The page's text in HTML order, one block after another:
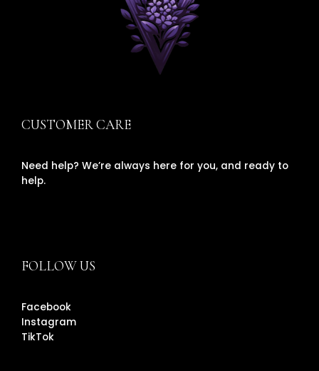
CUSTOMER CARE
Need help? We’re always here for you, and ready to
help.
FOLLOW US
Facebook
Instagram
TikTok